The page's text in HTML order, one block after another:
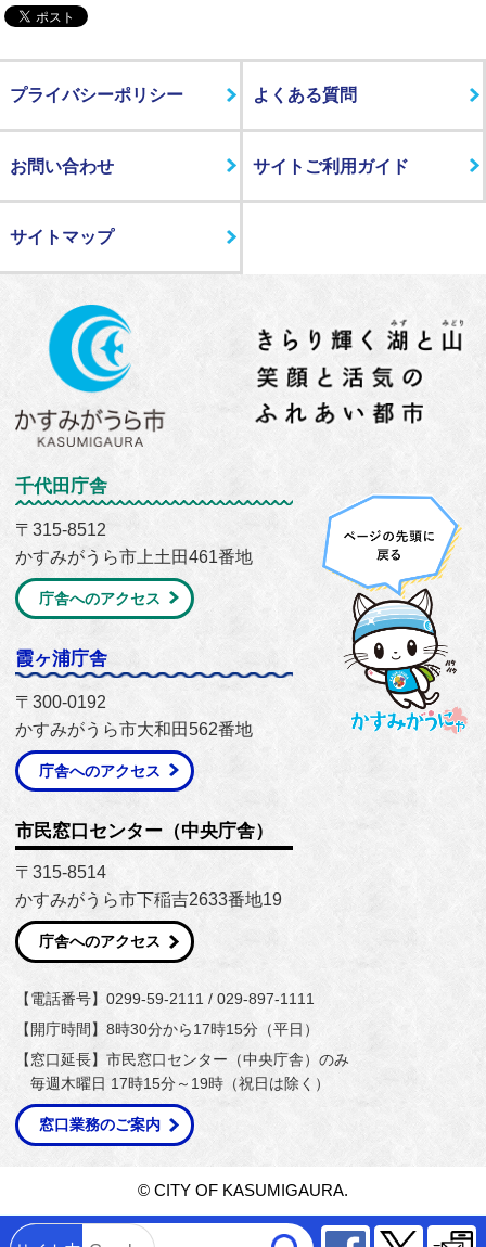
Facebook
プライバシーポリシー よくある質問
お問い合わせ サイトご利用ガイド
サイトマップ
千代田庁舎
〒315-8512
かすみがうら市上土田461番地
庁舎へのアクセス
霞ヶ浦庁舎
〒300-0192
かすみがうら市大和田562番地
庁舎へのアクセス
市民窓口センター（中央庁舎）
〒315-8514
かすみがうら市下稲吉2633番地19
庁舎へのアクセス
【電話番号】0299-59-2111 / 029-897-1111
【開庁時間】8時30分から17時15分（平日）
【窓口延長】市民窓口センター（中央庁舎）のみ
毎週木曜日 17時15分～19時（祝日は除く）
窓口業務のご案内
© CITY OF KASUMIGAURA.